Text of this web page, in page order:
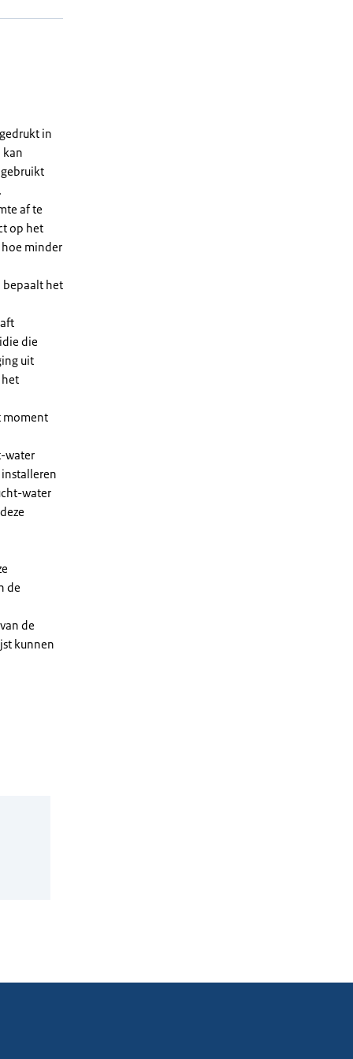
in
kan
af te
op het
hoe minder
bepaalt het
die
uit
moment
water
water
de
de
kunnen